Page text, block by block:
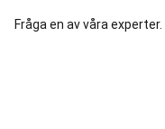
Fråga en av våra experter.